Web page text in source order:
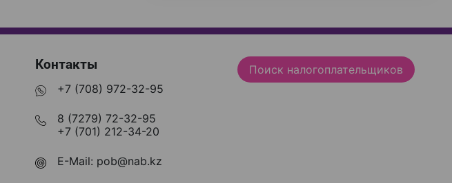
Контакты
+7 (708) 972-32-95
8 (7279) 72-32-95
+7 (701) 212-34-20
E-Mail: pob@nab.kz
Поиск налогоплательщиков